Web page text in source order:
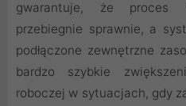
gwarantuje, że proces
przebiegnie sprawnie, a
podłączone zewnętrzne
bardzo szybkie
roboczej w sytuacjach, gdy